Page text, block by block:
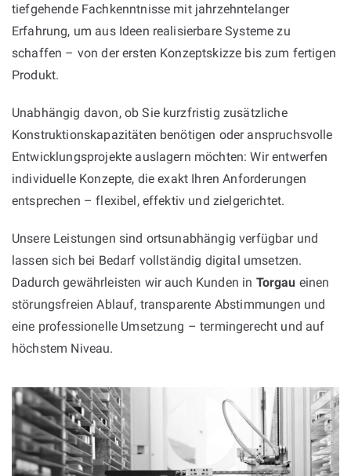
tiefgehende Fachkenntnisse mit jahrzehntelanger
Erfahrung, um aus Ideen realisierbare Systeme zu
schaffen – von der ersten Konzeptskizze bis zum fertigen
Produkt.
Unabhängig davon, ob Sie kurzfristig zusätzliche
Konstruktionskapazitäten benötigen oder anspruchsvolle
Entwicklungsprojekte auslagern möchten: Wir entwerfen
individuelle Konzepte, die exakt Ihren Anforderungen
entsprechen – flexibel, effektiv und zielgerichtet.
Unsere Leistungen sind ortsunabhängig verfügbar und
lassen sich bei Bedarf vollständig digital umsetzen.
Dadurch gewährleisten wir auch Kunden in Torgau einen
störungsfreien Ablauf, transparente Abstimmungen und
eine professionelle Umsetzung – termingerecht und auf
höchstem Niveau.